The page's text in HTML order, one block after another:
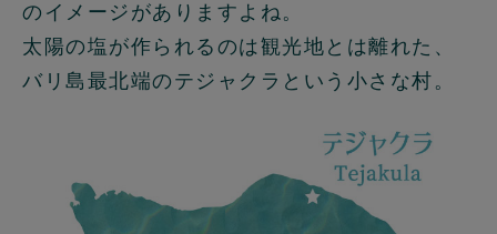
のイメージがありますよね。
太陽の塩が作られるのは観光地とは離れた、
バリ島最北端のテジャクラという小さな村。